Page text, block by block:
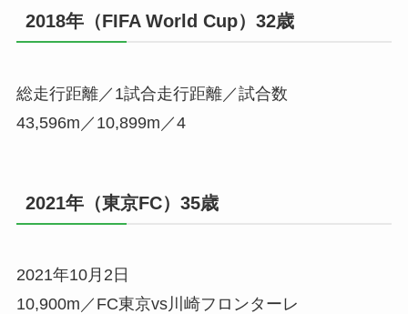
2018年（FIFA World Cup）32歳
総走行距離／1試合走行距離／試合数
43,596m／10,899m／4
2021年（東京FC）35歳
2021年10月2日
10,900m／FC東京vs川崎フロンターレ